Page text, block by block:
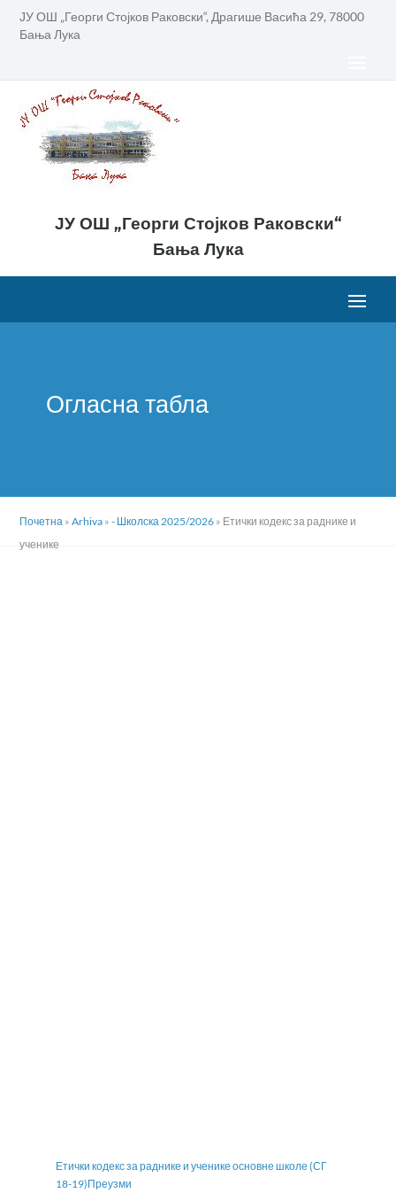
ЈУ ОШ „Георги Стојков Раковски“, Драгише Васића 29, 78000
Бања Лука
ЈУ ОШ „Георги Стојков Раковски“
Бања Лука
Огласна табла
Почетна »Arhiva »- Школска 2025/2026 » Етички кодекс за раднике и
ученике
Етички кодекс за раднике и ученике основне школе (СГ
18-19)Преузми